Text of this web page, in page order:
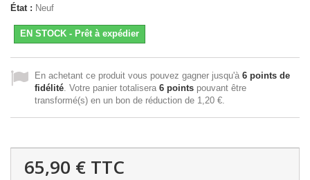
État : Neuf
EN STOCK - Prêt à expédier
En achetant ce produit vous pouvez gagner jusqu'à 6 points de
fidélité . Votre panier totalisera 6 points pouvant être
transformé(s) en un bon de réduction de 1,20 €
65,90 € TTC